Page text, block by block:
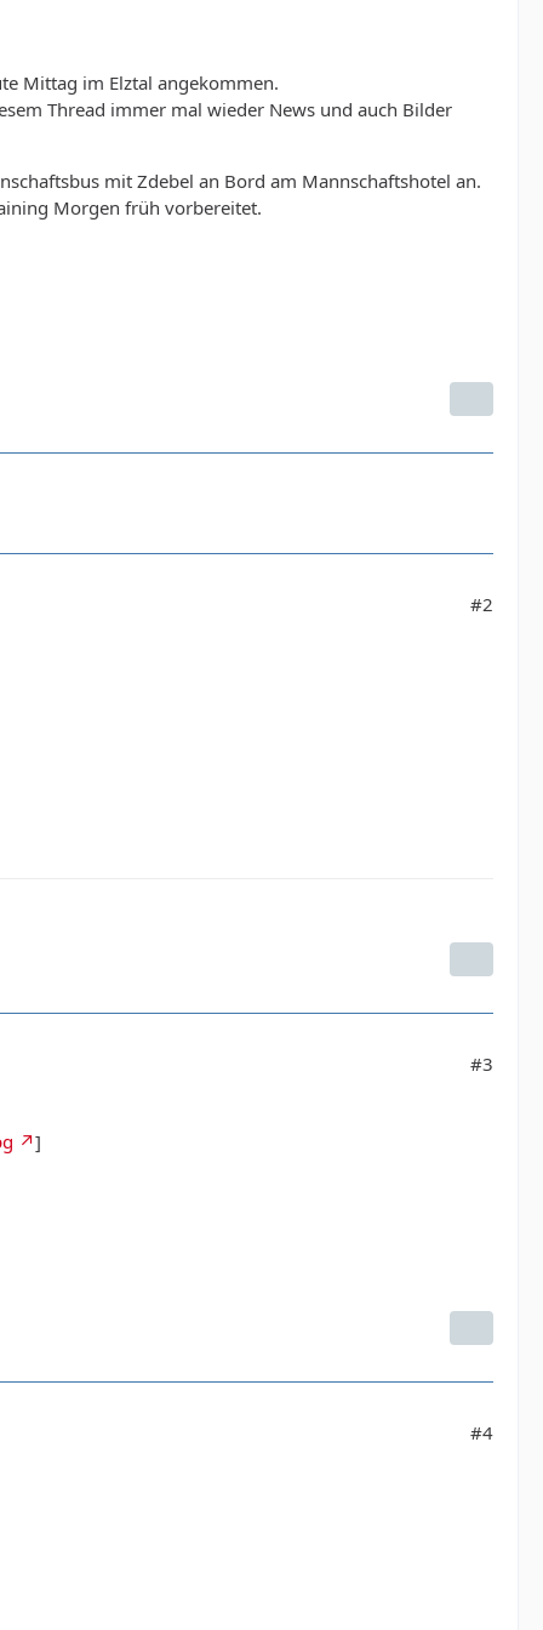
Mittag im Elztal angekommen.
Thread immer mal wieder News und auch Bilder
mit Zdebel an Bord am Mannschaftshotel an.
Morgen früh vorbereitet.
#2
#3
]
#4